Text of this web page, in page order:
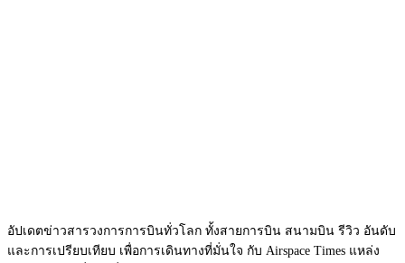
อัปเดตข่าวสารวงการการบินทั่วโลก ทั้งสายการบิน สนามบิน รีวิว อันดับ
และการเปรียบเทียบ เพื่อการเดินทางที่มั่นใจ กับ Airspace Times แหล่ง